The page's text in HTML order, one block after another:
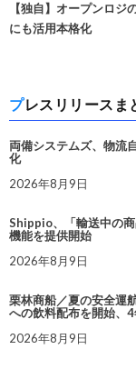
【独自】オープンロ
にも活用本格化
プレスリリース
両備システムズ、物流
化
2026年8月9日
Shippio、「輸送中の
機能を提供開始
2026年8月9日
栗林商船／夏の安全運
への飲料配布を開始、
2026年8月9日